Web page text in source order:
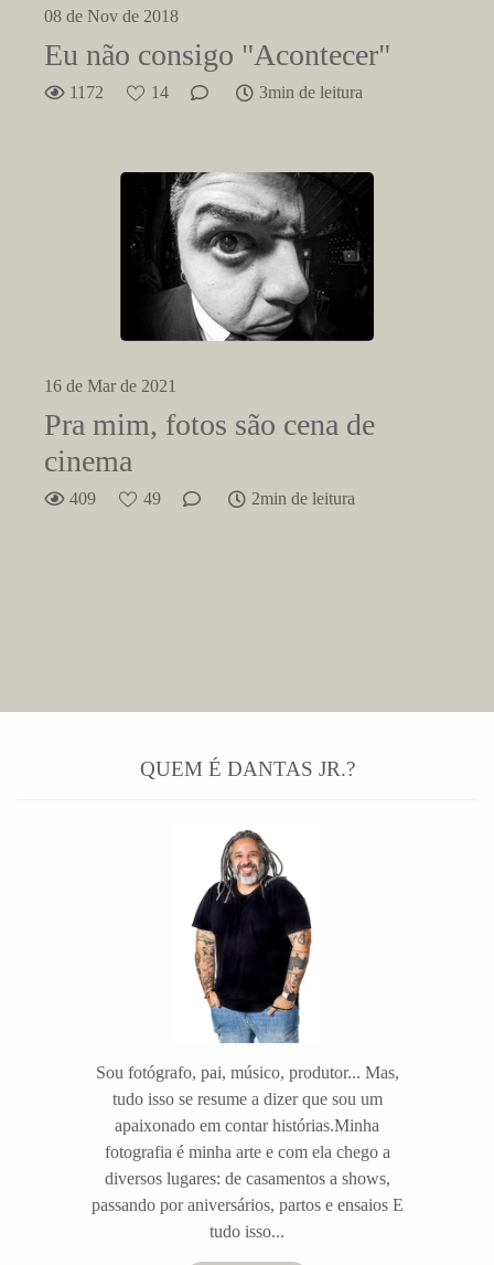
08 de Nov de 2018
Eu não consigo "Acontecer"
1172 14 3min de leitura
16 de Mar de 2021
Pra mim, fotos são cena de
cinema
409 49 2min de leitura
QUEM É DANTAS JR.?
Sou fotógrafo, pai, músico, produtor... Mas,
tudo isso se resume a dizer que sou um
apaixonado em contar histórias.Minha
fotografia é minha arte e com ela chego a
diversos lugares: de casamentos a shows,
passando por aniversários, partos e ensaios E
tudo isso...